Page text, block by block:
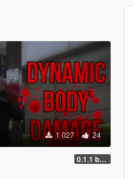
1 027 24
0.1.1 beta